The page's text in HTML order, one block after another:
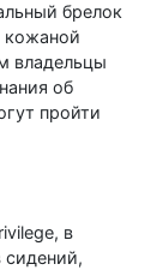
брелок
кожаной
владельцы
об
пройти
в
сидений,